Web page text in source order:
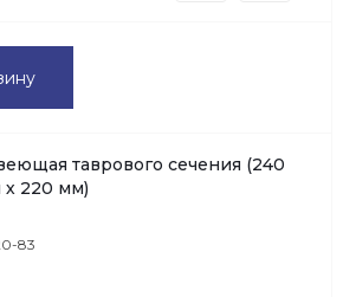
таврового сечения (240
220 мм)
83